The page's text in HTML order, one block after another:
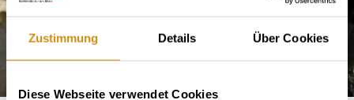
Zustimmung Details Über Cookies
Diese Webseite verwendet Cookies